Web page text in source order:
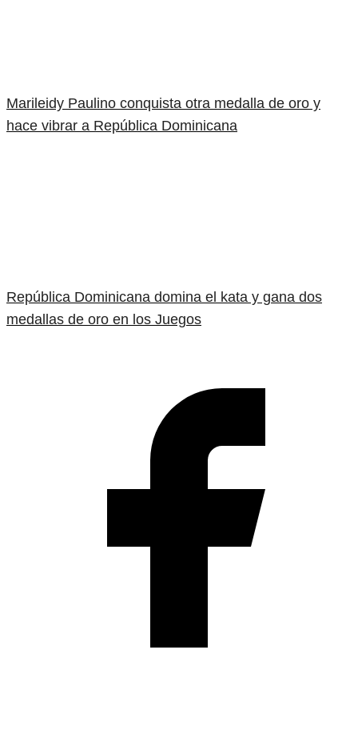
Marileidy Paulino conquista otra medalla de oro y
hace vibrar a República Dominicana
República Dominicana domina el kata y gana dos
medallas de oro en los Juegos